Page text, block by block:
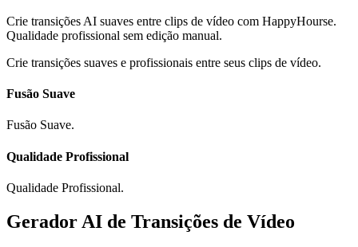
Crie transições AI suaves entre clips de vídeo com HappyHourse.
Qualidade profissional sem edição manual.
Crie transições suaves e profissionais entre seus clips de vídeo.
Fusão Suave
Fusão Suave.
Qualidade Profissional
Qualidade Profissional.
Gerador AI de Transições de Vídeo